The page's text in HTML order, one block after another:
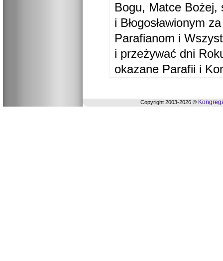
Bogu, Matce Bożej,
i Błogosławionym
Parafianom i
i przeżywać dni
okazane Parafii i
Copyright 2003-2026 ©